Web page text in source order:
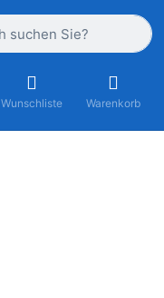
Wunschliste Warenkorb